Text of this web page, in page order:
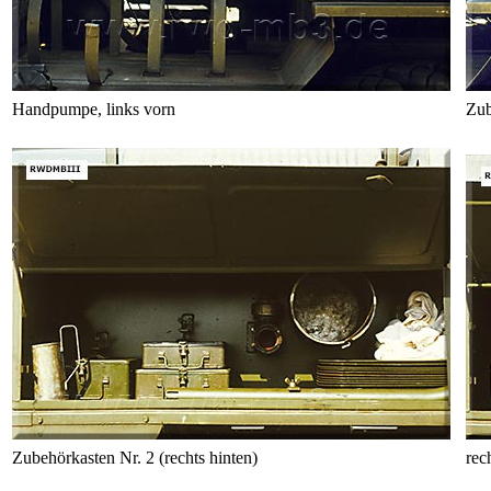
Handpumpe, links vorn
Zubehörkasten Nr. 2 (rechts hinten)